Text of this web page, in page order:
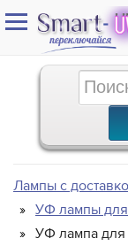
Лампы с
УФ лампы для
УФ лампа для